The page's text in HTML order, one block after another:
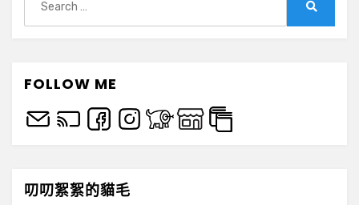
for:
FOLLOW ME
叨叨絮絮的貓毛